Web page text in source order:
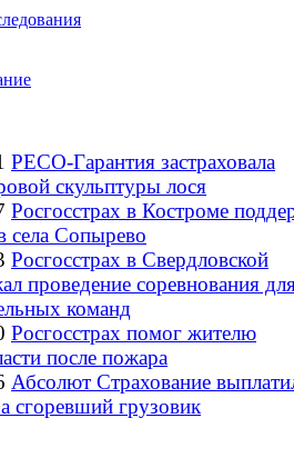
РЕСО-Гарантия застраховала
скульптуры лося
Росгосстрах в Костроме
села Сопырево
Росгосстрах в Свердловской
проведение соревнования
команд
Росгосстрах помог жителю
после пожара
Абсолют Страхование
сгоревший грузовик